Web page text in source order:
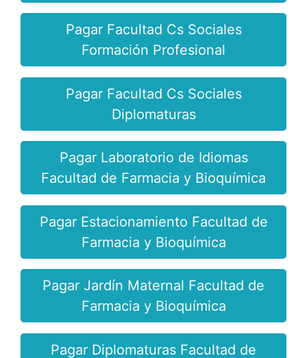
Pagar Facultad Cs Sociales
Formación Profesional
Pagar Facultad Cs Sociales
Diplomaturas
Pagar Laboratorio de Idiomas
Facultad de Farmacia y Bioquímica
Pagar Estacionamiento Facultad de
Farmacia y Bioquímica
Pagar Jardín Maternal Facultad de
Farmacia y Bioquímica
Pagar Diplomaturas Facultad de